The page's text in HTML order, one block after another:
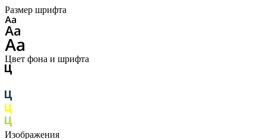
Размер шрифта
Цвет фона и шрифта
Изображения